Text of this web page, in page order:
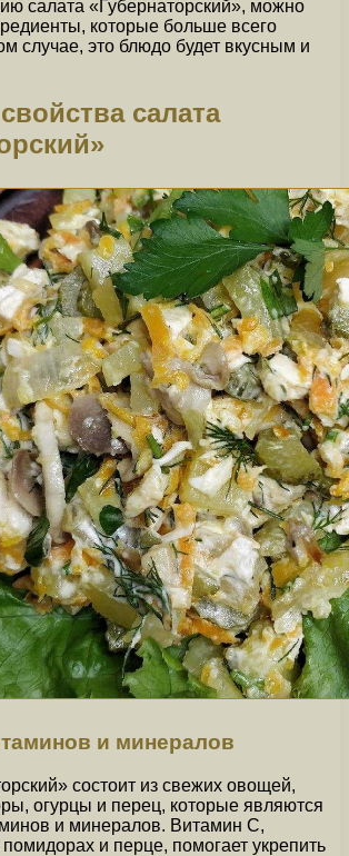
салата «Губернаторский», можно
которые больше всего
случае, это блюдо будет вкусным и
салата
и минералов
состоит из свежих овощей,
огурцы и перец, которые являются
и минералов. Витамин С,
и перце, помогает укрепить